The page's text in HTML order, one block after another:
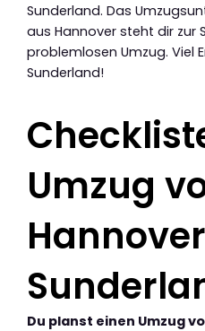
Sunderland. Das
aus Hannover steht dir zur
problemlosen Umzug. Viel
Sunderland!
Umzug
Du planst einen Umzug